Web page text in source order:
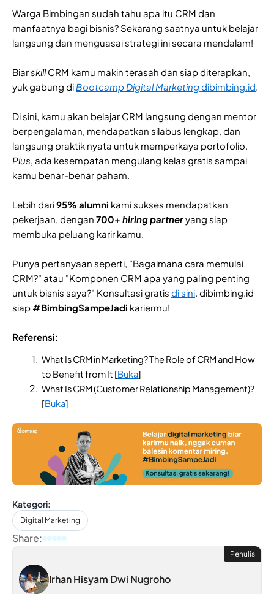
Warga Bimbingan sudah tahu apa itu CRM dan
manfaatnya bagi bisnis? Sekarang saatnya untuk belajar
langsung dan menguasai strategi ini secara mendalam!
BiarskillCRM kamu makin terasah dan siap diterapkan,
yuk gabung di Bootcamp Digital Marketingdibimbing.id.
Di sini, kamu akan belajar CRM langsung dengan mentor
berpengalaman, mendapatkan silabus lengkap, dan
langsung praktik nyata untuk memperkaya portofolio.
Plus, ada kesempatan mengulang kelas gratis sampai
kamu benar-benar paham.
Lebih dari95% alumni kami sukses mendapatkan
pekerjaan, dengan 700+ hiring partneryang siap
membuka peluang karir kamu.
Punya pertanyaan seperti, "Bagaimana cara memulai
CRM?" atau "Komponen CRM apa yang paling penting
untuk bisnis saya?" Konsultasi gratis di sini. dibimbing.id
siap #BimbingSampeJadi kariermu!
Referensi:
What Is CRM in Marketing? The Role of CRM and How
to Benefit from It [Buka]
What Is CRM (Customer Relationship Management)?
[Buka]
Kategori:
Digital Marketing
Share:
Penulis
Irhan Hisyam Dwi Nugroho